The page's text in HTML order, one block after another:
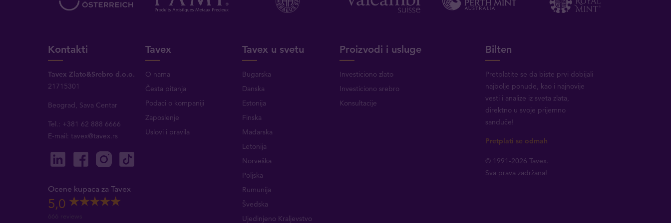
Kontakti
Tavex Zlato&Srebro d.o.o.
21715301
Beograd, Sava Centar
Tel.: +381 62 888 6666
E-mail:tavex@tavex.rs
Ocene kupaca za Tavex
5,0
666 reviews
Tavex
O nama
Česta pitanja
Podaci o kompaniji
Zaposlenje
Uslovi i pravila
Tavex u svetu
Bugarska
Danska
Estonija
Finska
Mađarska
Letonija
Norveška
Poljska
Rumunija
Švedska
Ujedinjeno Kraljevstvo
Proizvodi i usluge
Investiciono zlato
Investiciono srebro
Konsultacije
Bilten
Pretplatite se da biste prvi dobijali
najbolje ponude, kao i najnovije
vesti i analize iz sveta zlata,
direktno u svoje prijemno
sanduče!
Pretplati se odmah
© 1991-2026 Tavex.
Sva prava zadržana!